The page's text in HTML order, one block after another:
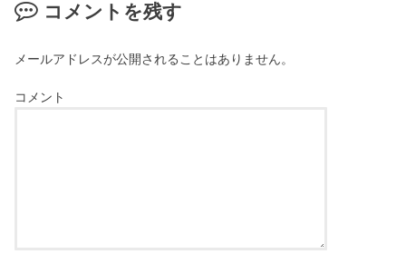
コメントを残す
メールアドレスが公開されることはありません。
コメント